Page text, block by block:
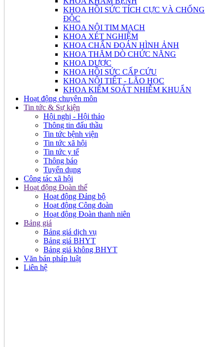
KHOA HỒI SỨC TÍCH CỰC VÀ CHỐNG
ĐỘC
KHOA NỘI TIM MẠCH
KHOA XÉT NGHIỆM
KHOA CHẨN ĐOÁN HÌNH ẢNH
KHOA THĂM DÒ CHỨC NĂNG
KHOA DƯỢC
KHOA HỒI SỨC CẤP CỨU
KHOA NỘI TIẾT - LÃO HỌC
KHOA KIỂM SOÁT NHIỄM KHUẨN
Hoạt động chuyên môn
Tin tức & Sự kiện
Hội nghị - Hội thảo
Thông tin đấu thầu
Tin tức bệnh viện
Tin tức xã hội
Tin tức y tế
Thông báo
Tuyển dụng
Công tác xã hội
Hoạt động Đoàn thể
Hoạt động Đảng bộ
Hoạt động Công đoàn
Hoạt động Đoàn thanh niên
Bảng giá
Bảng giá dịch vụ
Bảng giá BHYT
Bảng giá không BHYT
Văn bản pháp luật
Liên hệ